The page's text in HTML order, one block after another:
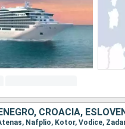
CROACIA,
Nafplio, Kotor, Vodice,